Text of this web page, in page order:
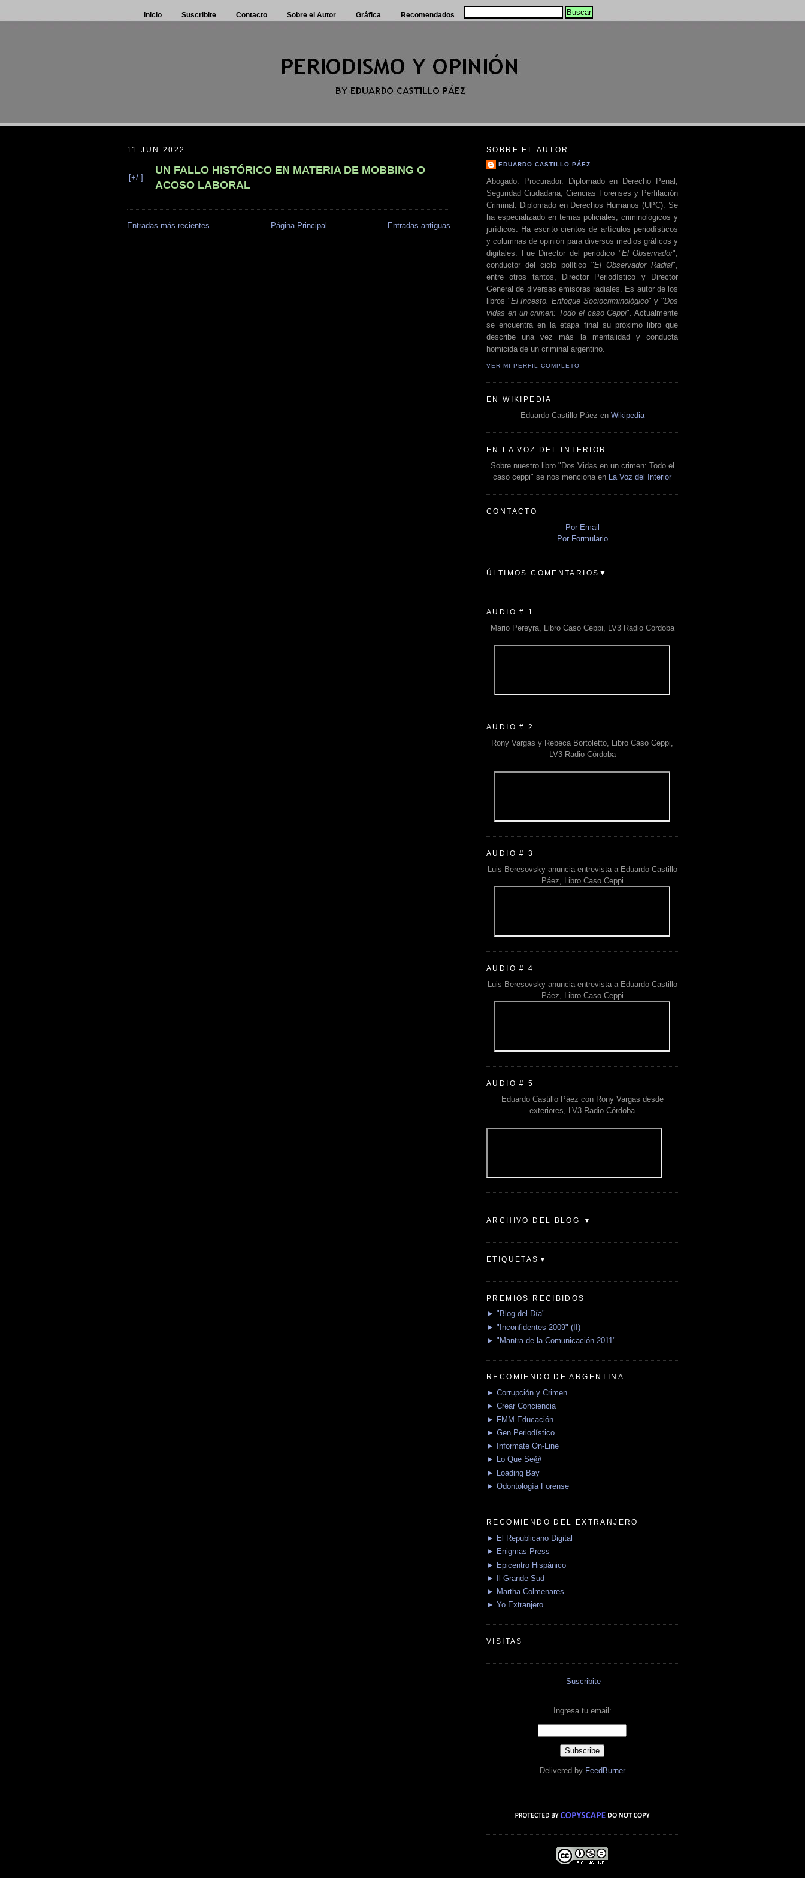
Inicio Suscribite Contacto Sobre el Autor Gráfica Recomendados
11 JUN 2022
[+/-]
UN FALLO HISTÓRICO EN MATERIA DE MOBBING O
ACOSO LABORAL
Entradas más recientes Entradas antiguas
Página Principal
SOBRE EL AUTOR
EDUARDO CASTILLO PÁEZ
Abogado. Procurador. Diplomado en Derecho Penal,
Seguridad Ciudadana, Ciencias Forenses y Perfilación
Criminal. Diplomado en Derechos Humanos (UPC). Se
ha especializado en temas policiales, criminológicos y
jurídicos. Ha escrito cientos de artículos periodísticos
y columnas de opinión para diversos medios gráficos y
digitales. Fue Director del periódico "El Observador",
conductor del ciclo político "El Observador Radial",
entre otros tantos, Director Periodístico y Director
General de diversas emisoras radiales. Es autor de los
libros "El Incesto. Enfoque Sociocriminológico" y "Dos
vidas en un crimen: Todo el caso Ceppi". Actualmente
se encuentra en la etapa final su próximo libro que
describe una vez más la mentalidad y conducta
homicida de un criminal argentino.
VER MI PERFIL COMPLETO
EN WIKIPEDIA
Eduardo Castillo Páez en Wikipedia
EN LA VOZ DEL INTERIOR
Sobre nuestro libro "Dos Vidas en un crimen: Todo el
caso ceppi" se nos menciona en
La Voz del Interior
CONTACTO
Por Email
Por Formulario
ÚLTIMOS COMENTARIOS▼
AUDIO # 1
Mario Pereyra, Libro Caso Ceppi, LV3 Radio Córdoba
AUDIO # 2
Rony Vargas y Rebeca Bortoletto, Libro Caso Ceppi,
LV3 Radio Córdoba
AUDIO # 3
Luis Beresovsky anuncia entrevista a Eduardo Castillo
Páez, Libro Caso Ceppi
AUDIO # 4
Luis Beresovsky anuncia entrevista a Eduardo Castillo
Páez, Libro Caso Ceppi
AUDIO # 5
Eduardo Castillo Páez con Rony Vargas desde
exteriores, LV3 Radio Córdoba
ARCHIVO DEL BLOG ▼
ETIQUETAS▼
PREMIOS RECIBIDOS
► "Blog del Día"
► "Inconfidentes 2009" (II)
► "Mantra de la Comunicación 2011"
RECOMIENDO DE ARGENTINA
► Corrupción y Crimen
► Crear Conciencia
► FMM Educación
► Gen Periodístico
► Informate On-Line
► Lo Que Se@
► Loading Bay
► Odontología Forense
RECOMIENDO DEL EXTRANJERO
► El Republicano Digital
► Enigmas Press
► Epicentro Hispánico
► Il Grande Sud
► Martha Colmenares
► Yo Extranjero
VISITAS
Suscribite
Ingresa tu email:
Delivered by FeedBurner